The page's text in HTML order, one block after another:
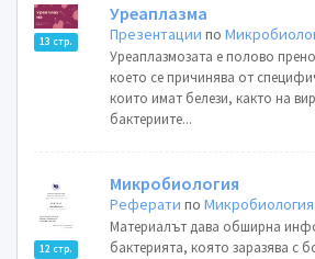
13 стр.
Уреаплазма
Презентации по
Уреаплазмозата е полово
което се причинява от
които имат белези, както на
бактериите...
12 стр.
Микробиология
Реферати поМикробиология
Материалът дава обширна
бактерията, която заразява с